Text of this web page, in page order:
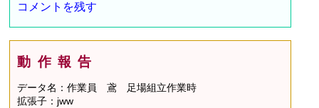
コメントを残す
動作報告
データ名：作業員 鳶 足場組立作業時
拡張子：jww